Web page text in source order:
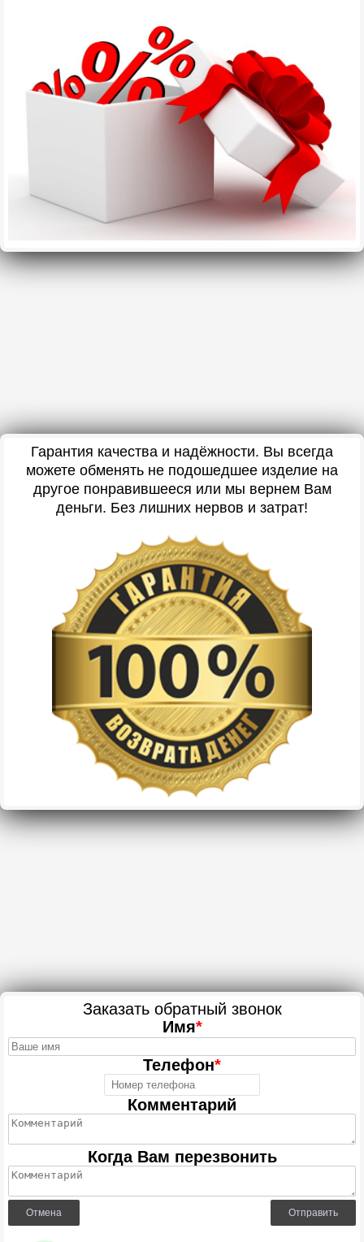
Гарантия качества и надёжности. Вы всегда
можете обменять не подошедшее изделие на
другое понравившееся или мы вернем Вам
деньги. Без лишних нервов и затрат!
Заказать обратный звонок
Имя*
Телефон*
Комментарий
Когда Вам перезвонить
Отмена Отправить